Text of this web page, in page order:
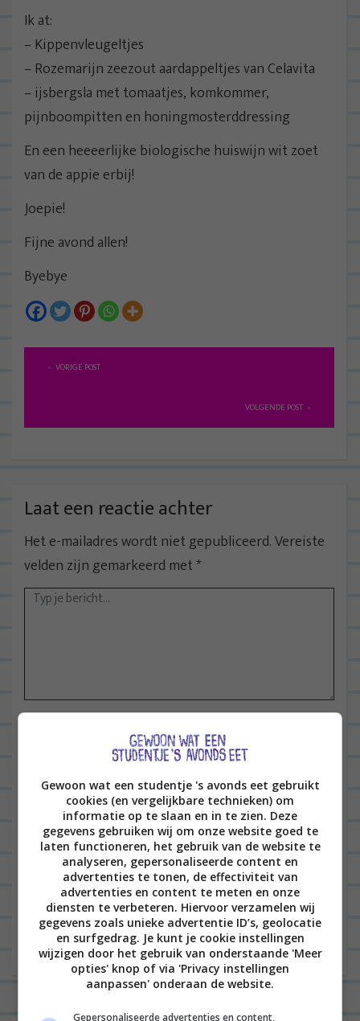
Ik at:
– Kippenvleugeltjes
– Rozemarijn zeezout aardappeltjes van Celavita
– ijsbergsla met tomaatjes, komkommer,
pijnboompitten en honingmosterddressing
En een heeeerlijke biologische huiswijn wit zoet
van de appie erbij!
Joepie!
Fijne avond allen!
Byebye
B
i
t
a
v
i
i
e
VORIGE POST
VOLGENDE POST
Laat een reactie achter
Het e-mailadres wordt niet gepubliceerd.Vereiste
velden zijn gemarkeerd met*
E-mail*
Gewoon wat een studentje 's avonds eet gebruikt
cookies (en vergelijkbare technieken) om
informatie op te slaan en in te zien. Deze
gegevens gebruiken wij om onze website goed te
laten functioneren, het gebruik van de website te
analyseren, gepersonaliseerde content en
advertenties te tonen, de effectiviteit van
advertenties en content te meten en onze
diensten te verbeteren. Hiervoor verzamelen wij
gegevens zoals unieke advertentie ID’s, geolocatie
en surfgedrag. Je kunt je cookie instellingen
wijzigen door het gebruik van onderstaande 'Meer
opties' knop of via 'Privacy instellingen
aanpassen' onderaan de website.
Gepersonaliseerde advertenties en content,